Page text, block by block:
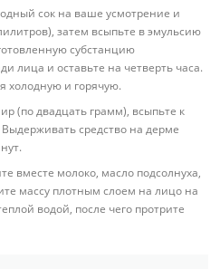
сок на ваше усмотрение и
затем всыпьте в эмульсию
субстанцию
лица и оставьте на четверть часа.
холодную и горячую.
(по двадцать грамм), всыпьте к
средство на дерме
вместе молоко, масло подсолнуха,
массу плотным слоем на лицо на
водой, после чего протрите